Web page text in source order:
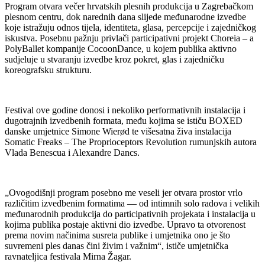
Program otvara večer hrvatskih plesnih produkcija u Zagrebačkom
plesnom centru, dok narednih dana slijede međunarodne izvedbe
koje istražuju odnos tijela, identiteta, glasa, percepcije i zajedničkog
iskustva. Posebnu pažnju privlači participativni projekt Choreia – a
PolyBallet kompanije CocoonDance, u kojem publika aktivno
sudjeluje u stvaranju izvedbe kroz pokret, glas i zajedničku
koreografsku strukturu.
Festival ove godine donosi i nekoliko performativnih instalacija i
dugotrajnih izvedbenih formata, među kojima se ističu BOXED
danske umjetnice Simone Wierød te višesatna živa instalacija
Somatic Freaks – The Proprioceptors Revolution rumunjskih autora
Vlada Benescua i Alexandre Dancs.
„Ovogodišnji program posebno me veseli jer otvara prostor vrlo
različitim izvedbenim formatima — od intimnih solo radova i velikih
međunarodnih produkcija do participativnih projekata i instalacija u
kojima publika postaje aktivni dio izvedbe. Upravo ta otvorenost
prema novim načinima susreta publike i umjetnika ono je što
suvremeni ples danas čini živim i važnim“, ističe umjetnička
ravnateljica festivala Mirna Žagar.